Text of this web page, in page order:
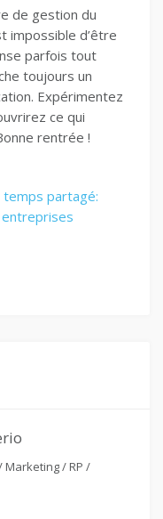
de gestion du
impossible d’être
parfois tout
toujours un
Expérimentez
ce qui
rentrée !
temps partagé:
Marketing / RP /